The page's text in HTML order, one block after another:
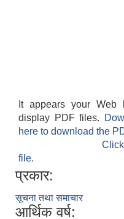
It appears your Web
display PDF files.
here to download the
file.
प्रकार:
सूचना तथा समाचार
आर्थिक वर्ष: